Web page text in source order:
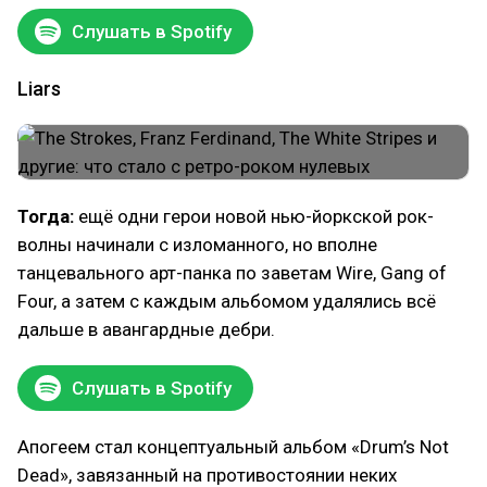
Слушать в Spotify
Liars
Тогда: ещё одни герои новой нью-йоркской рок-
волны начинали с изломанного, но вполне
танцевального арт-панка по заветам Wire, Gang of
Four, а затем с каждым альбомом удалялись всё
дальше в авангардные дебри.
Слушать в Spotify
Апогеем стал концептуальный альбом «Drum’s Not
Dead», завязанный на противостоянии неких